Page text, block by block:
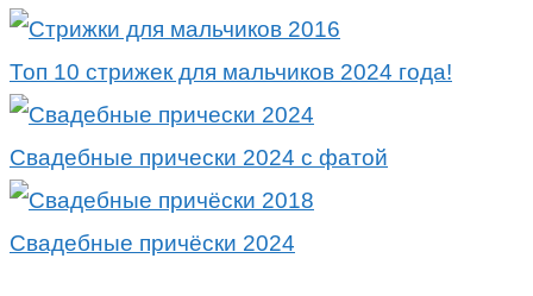
Топ 10 стрижек для мальчиков 2024 года!
Свадебные прически 2024 с фатой
Свадебные причёски 2024